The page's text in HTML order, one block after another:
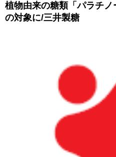
植物由来の糖類「パラチ
の対象に/三井製糖